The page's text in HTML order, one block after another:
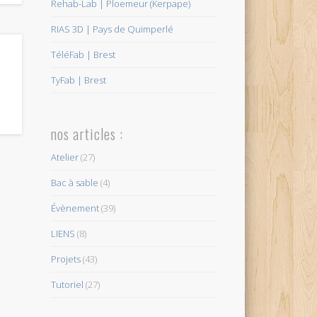
Rehab-Lab | Ploemeur (Kerpape)
RIAS 3D | Pays de Quimperlé
TéléFab | Brest
TyFab | Brest
nos articles :
Atelier(27)
Bac à sable (4)
Évènement(39)
LIENS (8)
Projets(43)
Tutoriel (27)